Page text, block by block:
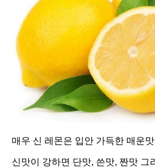
매우 신 레몬은 입안 가득한 매운
신맛이 강하면 단맛, 쓴맛, 짠맛 그